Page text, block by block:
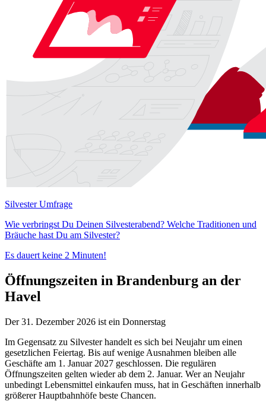
Silvester Umfrage
Wie verbringst Du Deinen Silvesterabend? Welche Traditionen und
Bräuche hast Du am Silvester?
Es dauert keine 2 Minuten!
Öffnungszeiten in Brandenburg an der
Havel
Der 31. Dezember 2026 ist ein Donnerstag
Im Gegensatz zu Silvester handelt es sich bei Neujahr um einen
gesetzlichen Feiertag. Bis auf wenige Ausnahmen bleiben alle
Geschäfte am 1. Januar 2027 geschlossen. Die regulären
Öffnungszeiten gelten wieder ab dem 2. Januar. Wer an Neujahr
unbedingt Lebensmittel einkaufen muss, hat in Geschäften innerhalb
größerer Hauptbahnhöfe beste Chancen.